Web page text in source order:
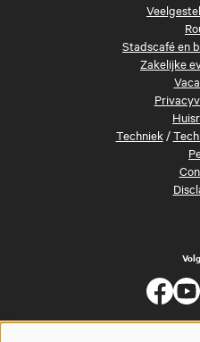
Stadscafé en
Zakelijke
Techniek/